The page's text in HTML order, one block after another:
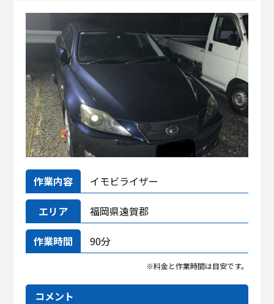
作業内容 イモビライザー
エリア 福岡県遠賀郡
作業時間 90分
料金と作業時間は目安です。
コメント